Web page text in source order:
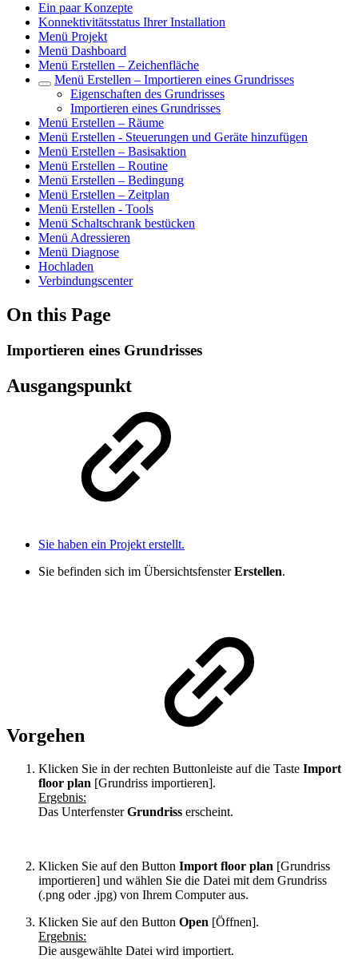
Ein paar Konzepte
Konnektivitätsstatus Ihrer Installation
Menü Projekt
Menü Dashboard
Menü Erstellen – Zeichenfläche
Menü Erstellen – Importieren eines Grundrisses
Eigenschaften des Grundrisses
Importieren eines Grundrisses
Menü Erstellen – Räume
Menü Erstellen - Steuerungen und Geräte hinzufügen
Menü Erstellen – Basisaktion
Menü Erstellen – Routine
Menü Erstellen – Bedingung
Menü Erstellen – Zeitplan
Menü Erstellen - Tools
Menü Schaltschrank bestücken
Menü Adressieren
Menü Diagnose
Hochladen
Verbindungscenter
On this Page
Importieren eines Grundrisses
Ausgangspunkt
Sie haben ein Projekt erstellt.
Sie befinden sich im ÜbersichtsfensterErstellen.
Vorgehen
Klicken Sie in der rechten Buttonleiste auf die Taste Import
floor plan [Grundriss importieren].
Ergebnis:
Das UnterfensterGrundriss erscheint.
Klicken Sie auf den Button Import floor plan [Grundriss
importieren] und wählen Sie die Datei mit dem Grundriss
(.png oder .jpg) von Ihrem Computer aus.
Klicken Sie auf den Button Open [Öffnen].
Ergebnis:
Die ausgewählte Datei wird importiert.